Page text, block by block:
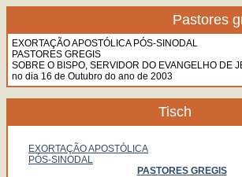
Pastores
EXORTAÇÃO APOSTÓLICA PÓS-SINODAL
PASTORES GREGIS
SOBRE O BISPO, SERVIDOR DO EVANGELHO DE
no dia 16 de Outubro do ano de 2003
Tisch
EXORTAÇÃO APOSTÓLICA
PÓS-SINODAL
PASTORES GREGIS